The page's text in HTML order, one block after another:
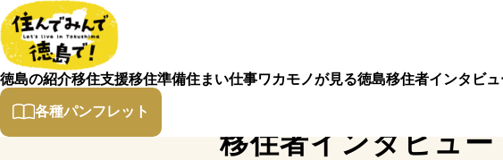
徳島の紹介移住支援移住準備住まい仕事ワカモノが見る徳島移住者インタビュ
各種パンフレット
移住者インタビュー